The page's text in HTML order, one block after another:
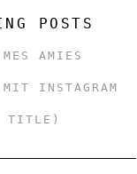
POSTS
AMIES
INSTAGRAM
TITLE)